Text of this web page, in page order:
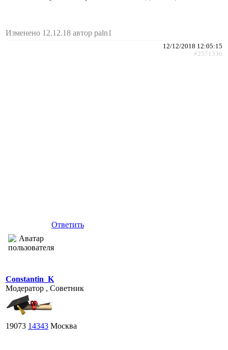
Изменено 12.12.18 автор paln1
12/12/2018 12:05:15
#2571336
Ответить
Constantin_K
Модератор , Советник
19073 14343 Москва